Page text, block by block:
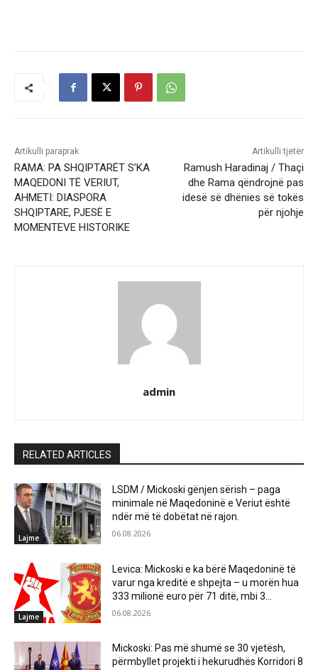
Artikulli paraprak
RAMA: PA SHQIPTARËT S’KA
MAQEDONI TË VERIUT,
AHMETI: DIASPORA
SHQIPTARE, PJESË E
MOMENTEVE HISTORIKE
Artikulli tjetër
Ramush Haradinaj / Thaçi
dhe Rama qëndrojnë pas
idesë së dhënies së tokës
për njohje
admin
RELATED ARTICLES
Lajme
LSDM / Mickoski gënjen sërish – paga
minimale në Maqedoninë e Veriut është
ndër më të dobëtat në rajon.
06.08.2026
Lajme
Levica: Mickoski e ka bërë Maqedoninë të
varur nga kreditë e shpejta – u morën hua
333 milionë euro për 71 ditë, mbi 3...
06.08.2026
Mickoski: Pas më shumë se 30 vjetësh,
përmbyllet projekti i hekurudhës Korridori 8